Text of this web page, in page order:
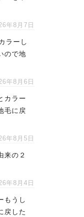
年8月7日
ラーし
ので地
年8月6日
カラー
毛に戻
年8月5日
来の２
年8月4日
もうし
戻した